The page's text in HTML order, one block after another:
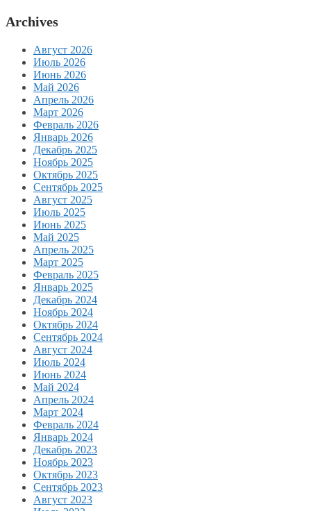
Archives
Август 2026
Июль 2026
Июнь 2026
Май 2026
Апрель 2026
Март 2026
Февраль 2026
Январь 2026
Декабрь 2025
Ноябрь 2025
Октябрь 2025
Сентябрь 2025
Август 2025
Июль 2025
Июнь 2025
Май 2025
Апрель 2025
Март 2025
Февраль 2025
Январь 2025
Декабрь 2024
Ноябрь 2024
Октябрь 2024
Сентябрь 2024
Август 2024
Июль 2024
Июнь 2024
Май 2024
Апрель 2024
Март 2024
Февраль 2024
Январь 2024
Декабрь 2023
Ноябрь 2023
Октябрь 2023
Сентябрь 2023
Август 2023